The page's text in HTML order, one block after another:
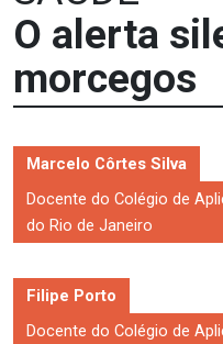
O alerta
morcegos
Marcelo Côrtes Silva
Docente do Colégio de
do Rio de Janeiro
Filipe Porto
Docente do Colégio de